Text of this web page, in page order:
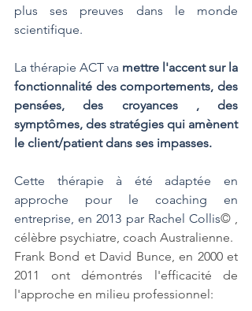
plus ses preuves dans le monde
scientifique.
La thérapie ACT va mettre l'accent sur la
fonctionnalité des comportements, des
pensées, des croyances , des
symptômes, des stratégies qui amènent
le client/patient dans ses impasses.
Cette thérapie à été adaptée en
approche pour le coaching en
entreprise, en 2013 par Rachel Collis© ,
célèbre psychiatre, coach Australienne.
Frank Bond et David Bunce, en 2000 et
2011 ont démontrés l'efficacité de
l'approche en milieu professionnel: